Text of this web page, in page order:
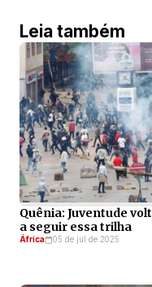
Leia também
Quênia: Juventude
a seguir essa trilha
África 05 de jul de 2025